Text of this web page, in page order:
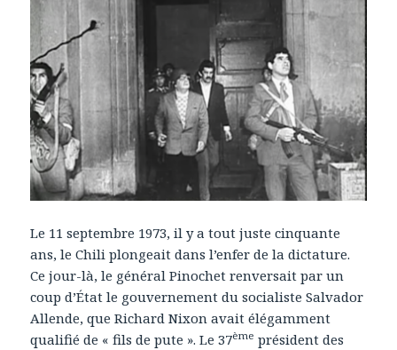
Le 11 septembre 1973, il y a tout juste cinquante
ans, le Chili plongeait dans l’enfer de la dictature.
Ce jour-là, le général Pinochet renversait par un
coup d’État le gouvernement du socialiste Salvador
Allende, que Richard Nixon avait élégamment
qualifié de « fils de pute ». Le 37ème président des